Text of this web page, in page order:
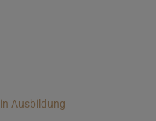
Ausbildung